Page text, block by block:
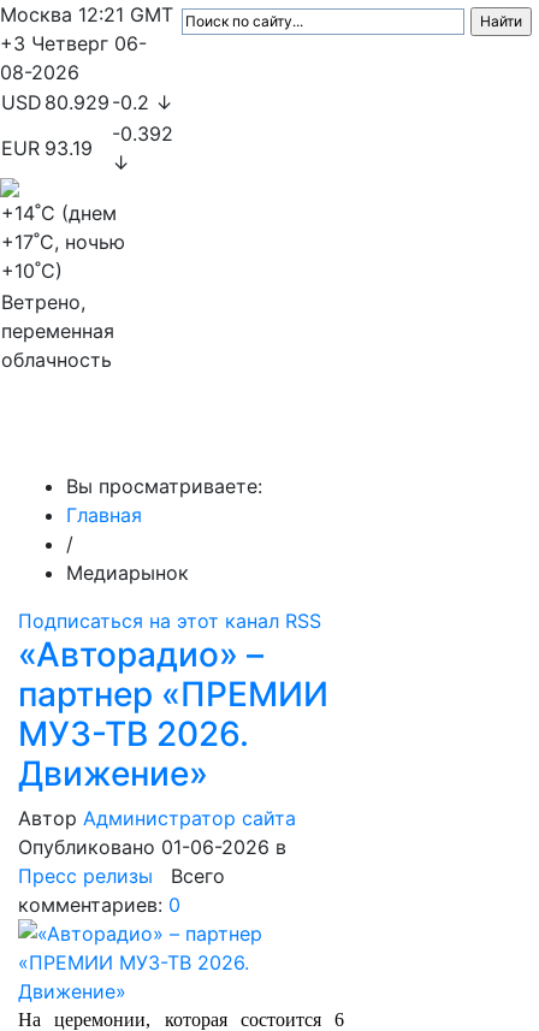
Москва 12:21 GMT
+3 Четверг 06-
08-2026
USD 80.929 -0.2 ↓
EUR 93.19
-0.392
↓
+14˚C (днем
+17˚C, ночью
+10˚C)
Ветрено,
переменная
облачность
Вы просматриваете:
Главная
/
Медиарынок
Подписаться на этот канал RSS
«Авторадио» –
партнер «ПРЕМИИ
МУЗ-ТВ 2026.
Движение»
Автор Администратор сайта
Опубликовано 01-06-2026 в
Пресс релизы Всего
комментариев: 0
На церемонии, которая состоится 6